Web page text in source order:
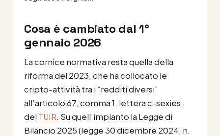
Cosa è cambiato dal 1°
gennaio 2026
La cornice normativa resta quella della
riforma del 2023, che ha collocato le
cripto-attività tra i “redditi diversi”
all’articolo 67, comma 1, lettera c-sexies,
del TUIR. Su quell’impianto la Legge di
Bilancio 2025 (legge 30 dicembre 2024, n.